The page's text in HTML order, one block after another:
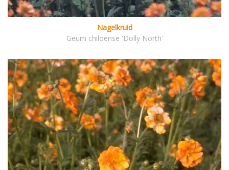
Nagelkruid
Geum chiloense 'Dolly North'